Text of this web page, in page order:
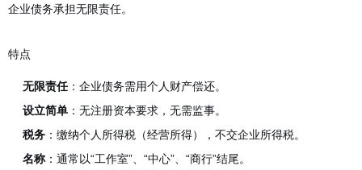
企业债务承担无限责任。
特点
无限责任：企业债务需用个人财产偿还。
设立简单 ：无注册资本要求，无需监事。
税务 ：缴纳个人所得税（经营所得），不交企业所得税。
名称 ：通常以“工作室”、“中心”、“商行”结尾。